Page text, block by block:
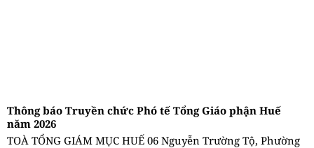
Thông báo Truyền chức Phó tế Tổng Giáo phận Huế
năm 2026
TOÀ TỔNG GIÁM MỤC HUẾ 06 Nguyễn Trường Tộ, Phường